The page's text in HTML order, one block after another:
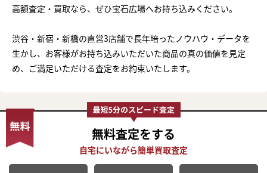
高額査定・買取なら、ぜひ宝石広場へお持ち込みください。
渋谷・新宿・新橋の直営3店舗で長年培ったノウハウ・データを
生かし、お客様がお持ち込みいただいた商品の真の価値を見定
め、ご満足いただける査定をお約束いたします。
無料査定をする